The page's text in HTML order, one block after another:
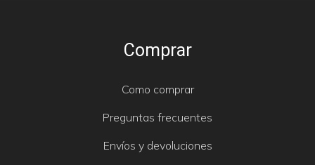
Comprar
Como comprar
Preguntas frecuentes
Envíos y devoluciones